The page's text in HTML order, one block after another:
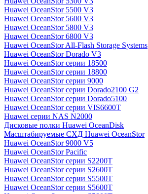
Huawei OceanStor 5500 V3
Huawei OceanStor 5600 V3
Huawei OceanStor 5800 V3
Huawei OceanStor 6800 V3
Huawei OceanStor All-Flash Storage Systems
Huawei OceanStor Dorado V3
Huawei OceanStor серии 18500
Huawei OceanStor серии 18800
Huawei OceanStor серии 9000
Huawei OceanStor серии Dorado2100 G2
Huawei OceanStor серии Dorado5100
Huawei OceanStor серии VIS6600T
Huawei серии NAS N2000
Дисковые полки Huawei OceanDisk
Масштабируемые СХД Huawei OceanStor
Huawei OceanStor 9000 V5
Huawei OceanStor Pacific
Huawei OceanStor серии S2200T
Huawei OceanStor серии S2600T
Huawei OceanStor серии S5500T
Huawei OceanStor серии S5600T